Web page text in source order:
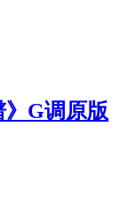
G调原版